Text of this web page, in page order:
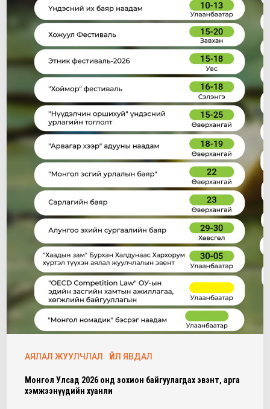
АЯЛАЛ ЖУУЛЧЛАЛ ҮЙЛ ЯВДАЛ
Монгол Улсад 2026 онд зохион байгуулагдах эвэнт, арга
хэмжээнүүдийн хуанли